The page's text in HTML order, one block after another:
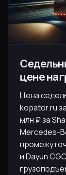
цене
Цена
kopator.ru
млн ₽ за
Mercedes-
и Dayun